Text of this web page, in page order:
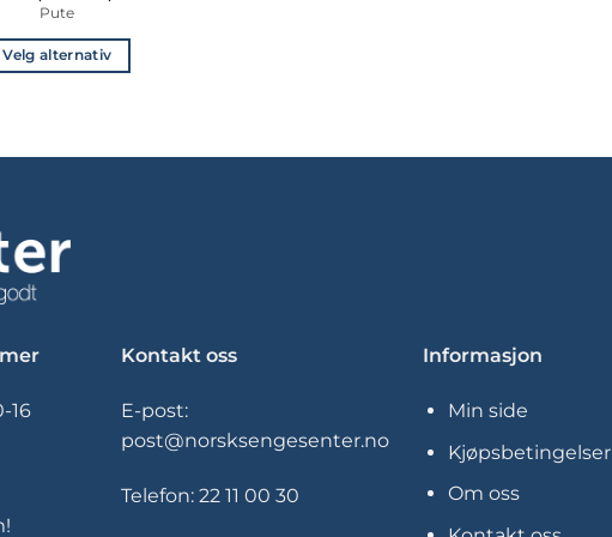
til
599,-
Pute
Velg alternativ
kan
velges
16
Kontakt oss
E-post:
post@norsksengesenter.no
Telefon: 22 11 00 30
Informasjon
Min side
Kjøpsbetingelser
Om oss